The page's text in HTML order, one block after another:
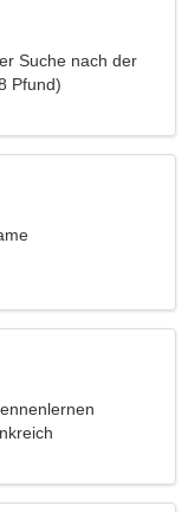
Suche nach der
Pfund)